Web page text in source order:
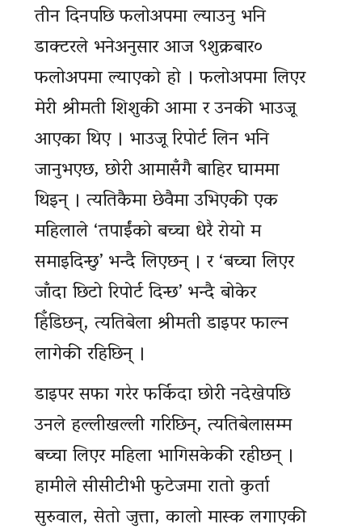
तीन दिनपछि फलोअपमा ल्याउनु भनि
डाक्टरले भनेअनुसार आज ९शुक्रबार०
फलोअपमा ल्याएको हो । फलोअपमा लिएर
मेरी श्रीमती शिशुकी आमा र उनकी भाउजू
आएका थिए । भाउजू रिपोर्ट लिन भनि
जानुभएछ, छोरी आमासँगै बाहिर घाममा
थिइन् । त्यतिकैमा छेवैमा उभिएकी एक
महिलाले ‘तपाईंको बच्चा धेरै रोयो म
समाइदिन्छु’ भन्दै लिएछन् । र ‘बच्चा लिएर
जाँदा छिटो रिपोर्ट दिन्छ’ भन्दै बोकेर
हिँडिछन्, त्यतिबेला श्रीमती डाइपर फाल्न
लागेकी रहिछिन् ।
डाइपर सफा गरेर फर्किदा छोरी नदेखेपछि
उनले हल्लीखल्ली गरिछिन्, त्यतिबेलासम्म
बच्चा लिएर महिला भागिसकेकी रहीछन् ।
हामीले सीसीटीभी फुटेजमा रातो कुर्ता
सुरुवाल, सेतो जुत्ता, कालो मास्क लगाएकी